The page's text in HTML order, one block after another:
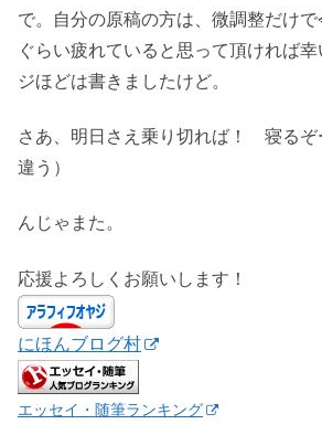
で。自分の原稿の方は、微調整だけ
ぐらい疲れていると思って頂ければ
ジほどは書きましたけど。
さあ、明日さえ乗り切れば！ 寝る
違う）
んじゃまた。
応援よろしくお願いします！
にほんブログ村
エッセイ・随筆ランキング